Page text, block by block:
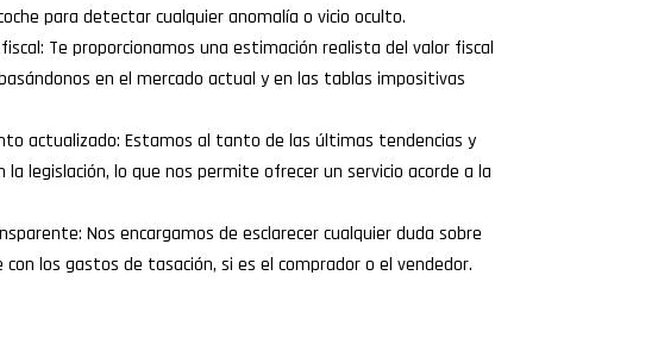
para detectar cualquier anomalía o vicio oculto.
Te proporcionamos una estimación realista del valor fiscal
en el mercado actual y en las tablas impositivas
actualizado: Estamos al tanto de las últimas tendencias y
la legislación, lo que nos permite ofrecer un servicio acorde a la
Nos encargamos de esclarecer cualquier duda sobre
con los gastos de tasación, si es el comprador o el vendedor.